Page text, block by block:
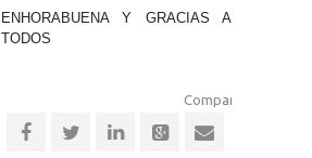
ENHORABUENA Y GRACIAS A
TODOS
Comparte esta